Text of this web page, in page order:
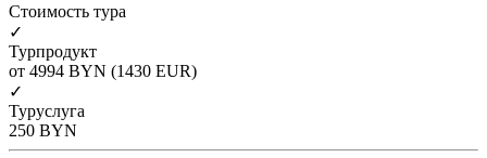
Cтоимость тура
✓
Турпродукт
от 4994 BYN (1430 EUR)
✓
Туруслуга
250 BYN